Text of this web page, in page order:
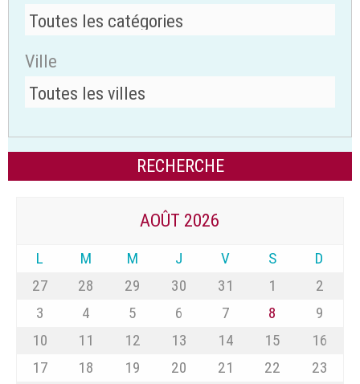
Ville
AOÛT 2026
L M M J V S
D
27
28 29 30 31 1
2
3
4 5 6 7 8
9
10
11 12 13 14 15
16
17
18 19 20 21 22
23